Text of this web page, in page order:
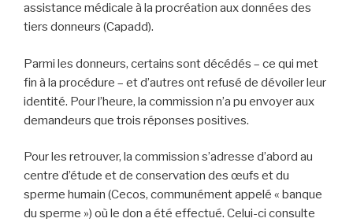
assistance médicale à la procréation aux données des
tiers donneurs (Capadd).
Parmi les donneurs, certains sont décédés – ce qui met
fin à la procédure – et d’autres ont refusé de dévoiler leur
identité. Pour l’heure, la commission n’a pu envoyer aux
demandeurs que trois réponses positives.
Pour les retrouver, la commission s’adresse d’abord au
centre d’étude et de conservation des œufs et du
sperme humain (Cecos, communément appelé « banque
du sperme ») où le don a été effectué. Celui-ci consulte